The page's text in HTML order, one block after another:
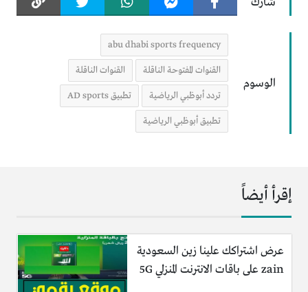
الوسوم
abu dhabi sports frequency
القنوات المفتوحة الناقلة القنوات الناقلة
تردد أبوظبي الرياضية تطبيق AD sports
تطبيق أبوظبي الرياضية
إقرأ أيضاً
عرض اشتراكك علينا زين السعودية
zain على باقات الانترنت المنزلي 5G